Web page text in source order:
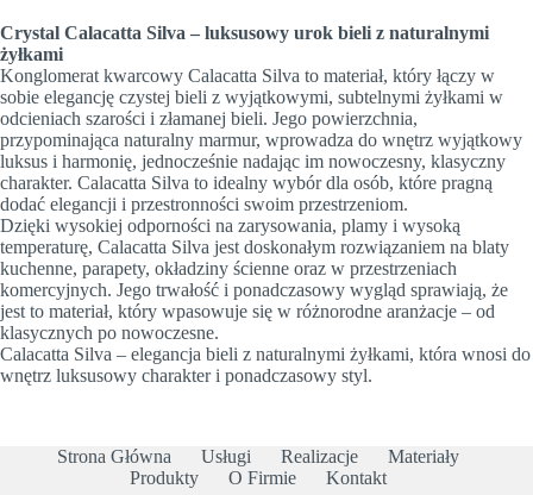
Crystal Calacatta Silva – luksusowy urok bieli z naturalnymi
żyłkami
Konglomerat kwarcowy Calacatta Silva to materiał, który łączy w
sobie elegancję czystej bieli z wyjątkowymi, subtelnymi żyłkami w
odcieniach szarości i złamanej bieli. Jego powierzchnia,
przypominająca naturalny marmur, wprowadza do wnętrz wyjątkowy
luksus i harmonię, jednocześnie nadając im nowoczesny, klasyczny
charakter. Calacatta Silva to idealny wybór dla osób, które pragną
dodać elegancji i przestronności swoim przestrzeniom.
Dzięki wysokiej odporności na zarysowania, plamy i wysoką
temperaturę, Calacatta Silva jest doskonałym rozwiązaniem na blaty
kuchenne, parapety, okładziny ścienne oraz w przestrzeniach
komercyjnych. Jego trwałość i ponadczasowy wygląd sprawiają, że
jest to materiał, który wpasowuje się w różnorodne aranżacje – od
klasycznych po nowoczesne.
Calacatta Silva – elegancja bieli z naturalnymi żyłkami, która wnosi do
wnętrz luksusowy charakter i ponadczasowy styl.
Strona Główna Usługi Realizacje
Materiały
Produkty
O Firmie Kontakt